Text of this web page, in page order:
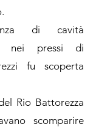
di cavità
nei pressi di
fu scoperta
Rio Battorezza
scomparire